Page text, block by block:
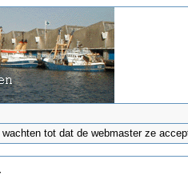
wachten tot dat de webmaster ze